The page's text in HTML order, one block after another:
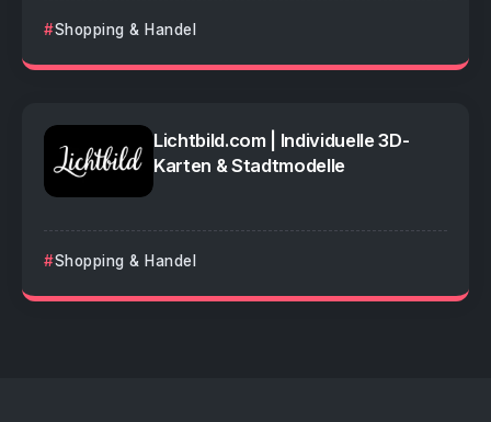
Shopping & Handel
Lichtbild.com | Individuelle 3D-
Karten & Stadtmodelle
Shopping & Handel